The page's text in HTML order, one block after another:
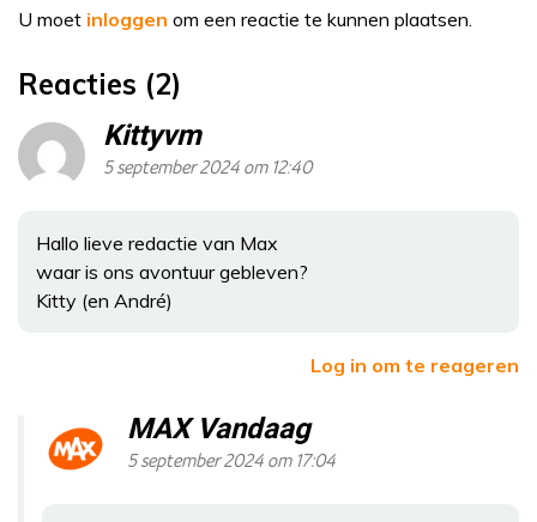
U moet inloggen om een reactie te kunnen plaatsen.
Reacties (2)
Kittyvm
5 september 2024 om 12:40
Hallo lieve redactie van Max
waar is ons avontuur gebleven?
Kitty (en André)
Log in om te reageren
MAX Vandaag
5 september 2024 om 17:04